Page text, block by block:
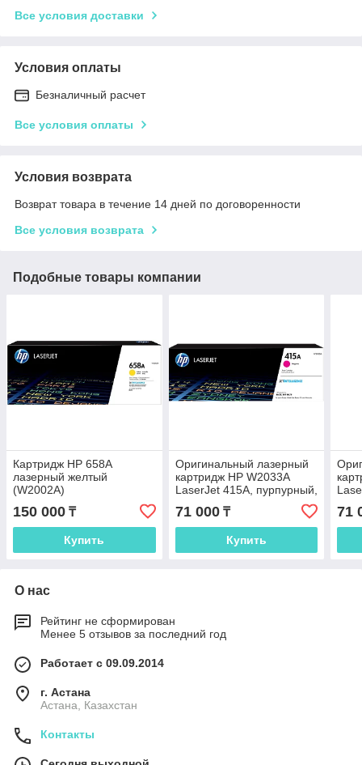
Все условия доставки
Условия оплаты
Безналичный расчет
Все условия оплаты
Условия возврата
Возврат товара в течение 14 дней по договоренности
Все условия возврата
Подобные товары компании
Картридж HP 658A
лазерный желтый
(W2002A)
150 000 ₸
Купить
Оригинальный лазерный
картридж HP W2033A
LaserJet 415A, пурпурный,
2100 стр.
71 000₸
Купить
71
О нас
Рейтинг не сформирован
Менее 5 отзывов за последний год
Работает с 09.09.2014
г. Астана
Астана, Казахстан
Контакты